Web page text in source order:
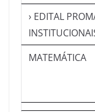
› EDITAL
MATEMÁTICA